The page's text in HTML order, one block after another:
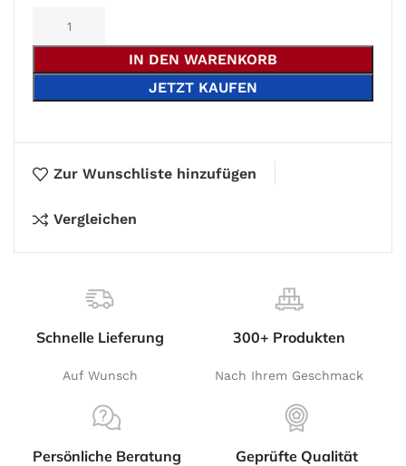
IN DEN WARENKORB
JETZT KAUFEN
Alternative:
Zur Wunschliste hinzufügen
Vergleichen
Schnelle Lieferung
Auf Wunsch
300+ Produkten
Nach Ihrem Geschmack
Persönliche Beratung Geprüfte Qualität